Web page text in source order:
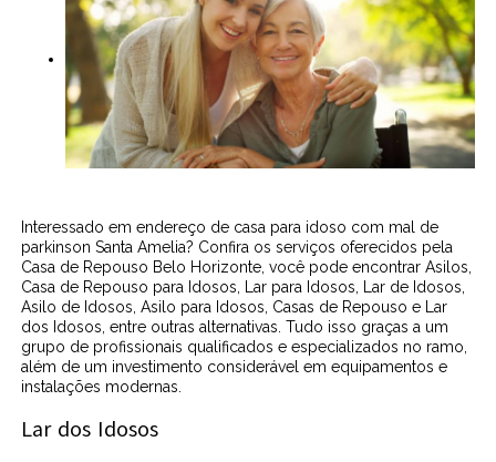
Interessado em endereço de casa para idoso com mal de
parkinson Santa Amelia? Confira os serviços oferecidos pela
Casa de Repouso Belo Horizonte, você pode encontrar Asilos,
Casa de Repouso para Idosos, Lar para Idosos, Lar de Idosos,
Asilo de Idosos, Asilo para Idosos, Casas de Repouso e Lar
dos Idosos, entre outras alternativas. Tudo isso graças a um
grupo de profissionais qualificados e especializados no ramo,
além de um investimento considerável em equipamentos e
instalações modernas.
Lar dos Idosos